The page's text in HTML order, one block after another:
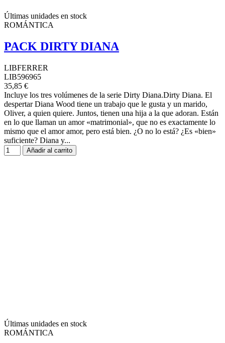
Últimas unidades en stock
ROMÁNTICA
PACK DIRTY DIANA
LIBFERRER
LIB596965
35,85 €
Incluye los tres volúmenes de la serie Dirty Diana.Dirty Diana. El
despertar Diana Wood tiene un trabajo que le gusta y un marido,
Oliver, a quien quiere. Juntos, tienen una hija a la que adoran. Están
en lo que llaman un amor «matrimonial», que no es exactamente lo
mismo que el amor amor, pero está bien. ¿O no lo está? ¿Es «bien»
suficiente? Diana y...
Añadir al carrito
Últimas unidades en stock
ROMÁNTICA